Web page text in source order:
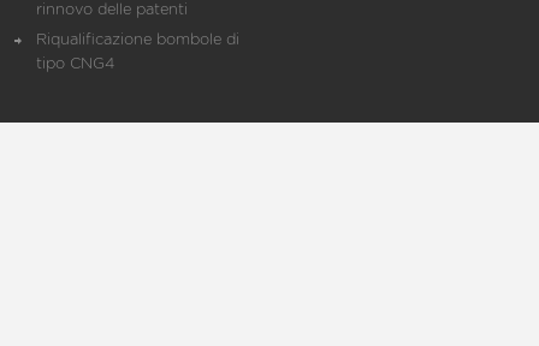
rinnovo delle patenti
Riqualificazione bombole di
tipo CNG4